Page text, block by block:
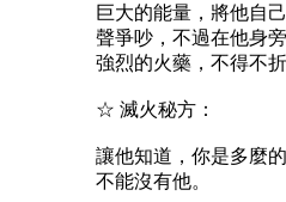
巨大的能量，將他自
聲爭吵，不過在他身
強烈的火藥，不得不折
☆ 滅火秘方：
讓他知道，你是多麼
不能沒有他。